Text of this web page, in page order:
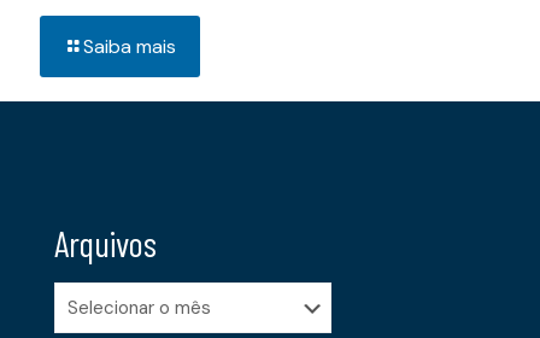
Saiba mais
Arquivos
Arquivos